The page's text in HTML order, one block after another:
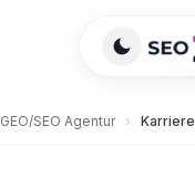
GEO/SEO Agentur › Karriere